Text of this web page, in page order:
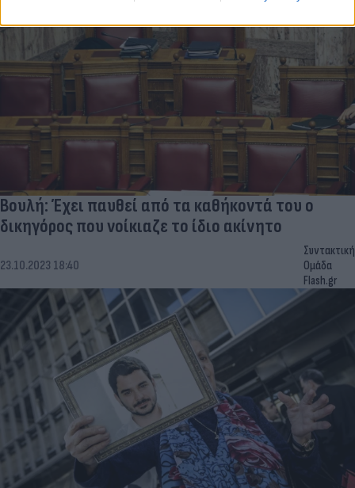
Βουλή: Έχει παυθεί από τα καθήκοντά του ο
δικηγόρος που νοίκιαζε το ίδιο ακίνητο
23.10.2023 18:40
Συντακτική
Ομάδα
Flash.gr